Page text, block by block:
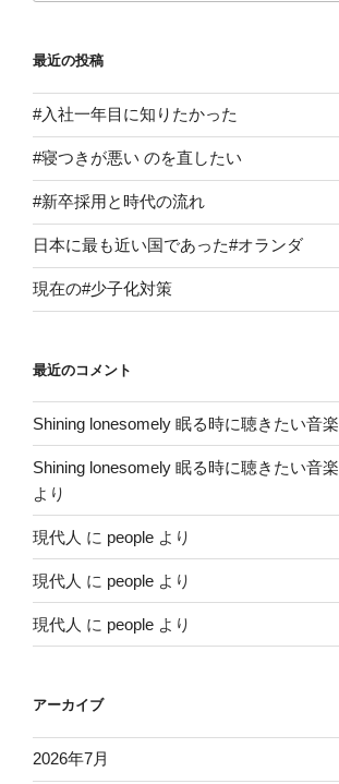
最近の投稿
#入社一年目に知りたかった
#寝つきが悪い のを直したい
#新卒採用と時代の流れ
日本に最も近い国であった#オランダ
現在の#少子化対策
最近のコメント
Shining lonesomely 眠る時に聴きたい音楽
Shining lonesomely 眠る時に聴きたい音楽
より
現代人 に people より
現代人 に people より
現代人 に people より
アーカイブ
2026年7月